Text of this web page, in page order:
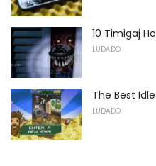
10 Timigaj
LUDADO
The Best
LUDADO